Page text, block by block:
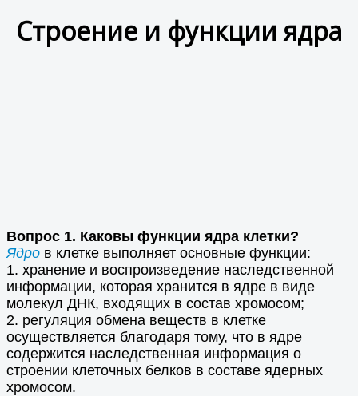
Строение и функции ядра
Вопрос 1. Каковы функции ядра клетки?
Ядро в клетке выполняет основные функции:
1. хранение и воспроизведение наследственной
информации, которая хранится в ядре в виде
молекул ДНК, входящих в состав хромосом;
2. регуляция обмена веществ в клетке
осуществляется благодаря тому, что в ядре
содержится наследственная информация о
строении клеточных белков в составе ядерных
хромосом.